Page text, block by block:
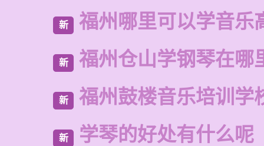
新 福州哪里可以学音乐
新 福州仓山学钢琴在哪
新 福州鼓楼音乐培训学
新 学琴的好处有什么呢